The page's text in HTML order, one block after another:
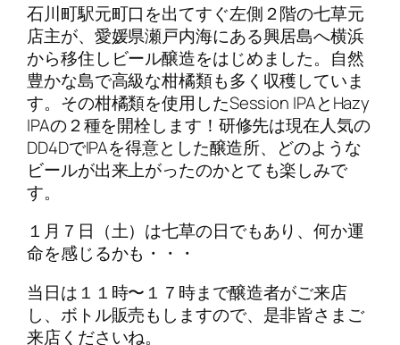
石川町駅元町口を出てすぐ左側２階の七草元
店主が、愛媛県瀬戸内海にある興居島へ横浜
から移住しビール醸造をはじめました。自然
豊かな島で高級な柑橘類も多く収穫していま
す。その柑橘類を使用したSession IPAとHazy
IPAの２種を開栓します！研修先は現在人気の
DD4DでIPAを得意とした醸造所、どのような
ビールが出来上がったのかとても楽しみで
す。
１月７日（土）は七草の日でもあり、何か運
命を感じるかも・・・
当日は１１時〜１７時まで醸造者がご来店
し、ボトル販売もしますので、是非皆さまご
来店くださいね。